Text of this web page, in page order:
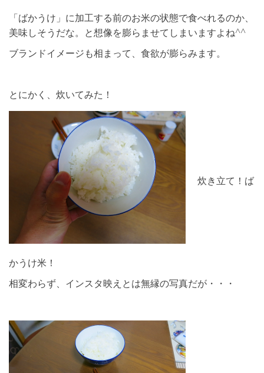
「ばかうけ」に加工する前のお米の状態で食べれるのか、
美味しそうだな。と想像を膨らませてしまいますよね^^
ブランドイメージも相まって、食欲が膨らみます。
とにかく、炊いてみた！
炊き立て！ば
かうけ米！
相変わらず、インスタ映えとは無縁の写真だが・・・